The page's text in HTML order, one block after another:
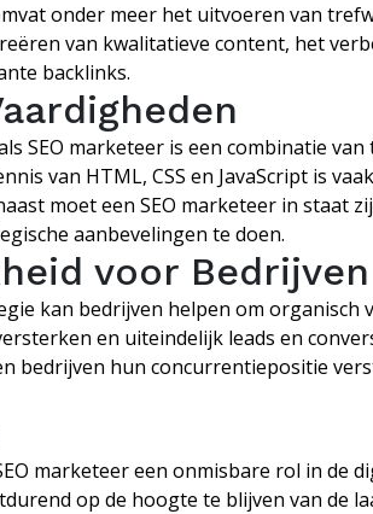
onder meer het uitvoeren van
van kwalitatieve content, het
backlinks.
SEO marketeer is een combinatie
van HTML, CSS en JavaScript is
moet een SEO marketeer in staat
aanbevelingen te doen.
voor Bedrijven
kan bedrijven helpen om
en uiteindelijk leads en
bedrijven hun concurrentiepositie
marketeer een onmisbare rol in de
op de hoogte te blijven van de